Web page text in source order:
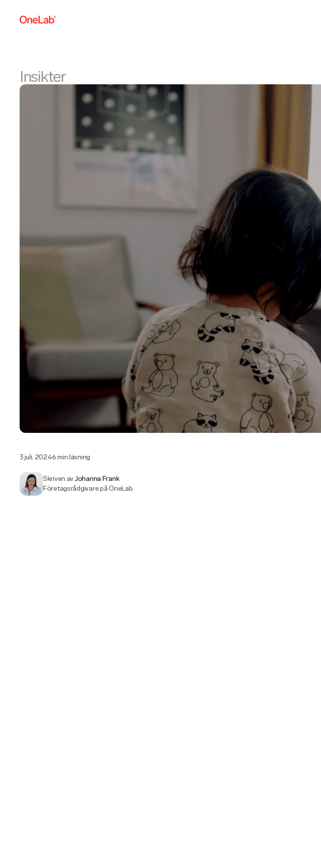
Insikter
3 juli, 20246 min läsning
Skriven avJohanna Frank
Företagsrådgivare på OneLab